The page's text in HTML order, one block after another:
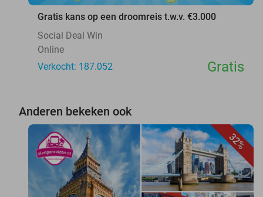
Gratis kans op een droomreis t.w.v. €3.000
Social Deal Win
Online
Verkocht: 187.052
Gratis
Anderen bekeken ook
32%